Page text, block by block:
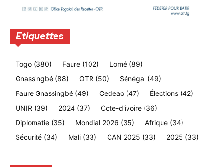
Etiquettes
Togo (380) Faure (102) Lomé (89)
Gnassingbé (88) OTR (50) Sénégal (49)
Faure Gnassingbé (49) Cedeao (47) Élections (42)
UNIR (39) 2024 (37) Cote-d'ivoire (36)
Diplomatie (35) Mondial 2026 (35) Afrique (34)
Sécurité (34) Mali (33) CAN 2025 (33) 2025 (33)